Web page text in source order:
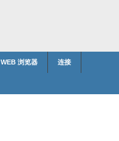
WEB 浏览器 连接